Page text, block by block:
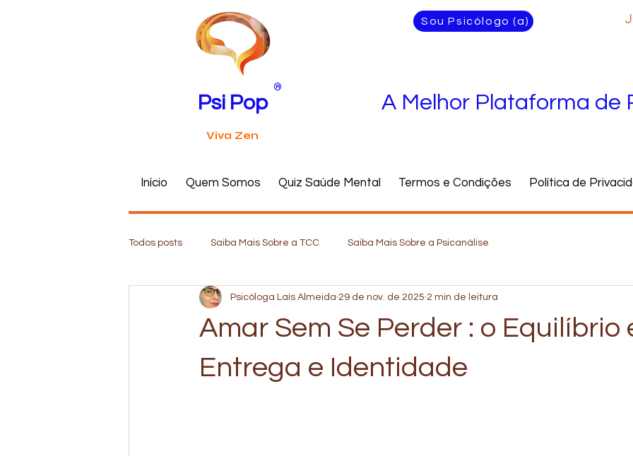
Psi Pop
®
Viva Zen
Sou Psicólogo (a)
A Melhor Plataforma de
Início Quem Somos Quiz Saúde Mental Termos e Condições Política de
Todos posts Saiba Mais Sobre a TCC Saiba Mais Sobre a Psicanálise
Amar Sem Se Perder : o Equilíbrio
Entrega e Identidade
Psicóloga Laís Almeida 29 de nov. de 2025 2 min de leitura